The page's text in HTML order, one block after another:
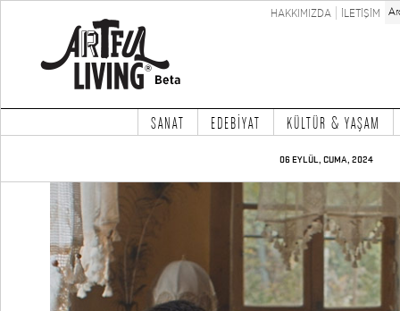
HAKKIMIZDA İLETİŞİM
SANAT EDEBİYAT KÜLTÜR & YAŞAM
06 EYLÜL, CUMA, 2024